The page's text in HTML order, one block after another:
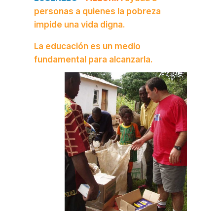
personas a quienes la pobreza
impide una vida digna.
La educación es un medio
fundamental para alcanzarla.